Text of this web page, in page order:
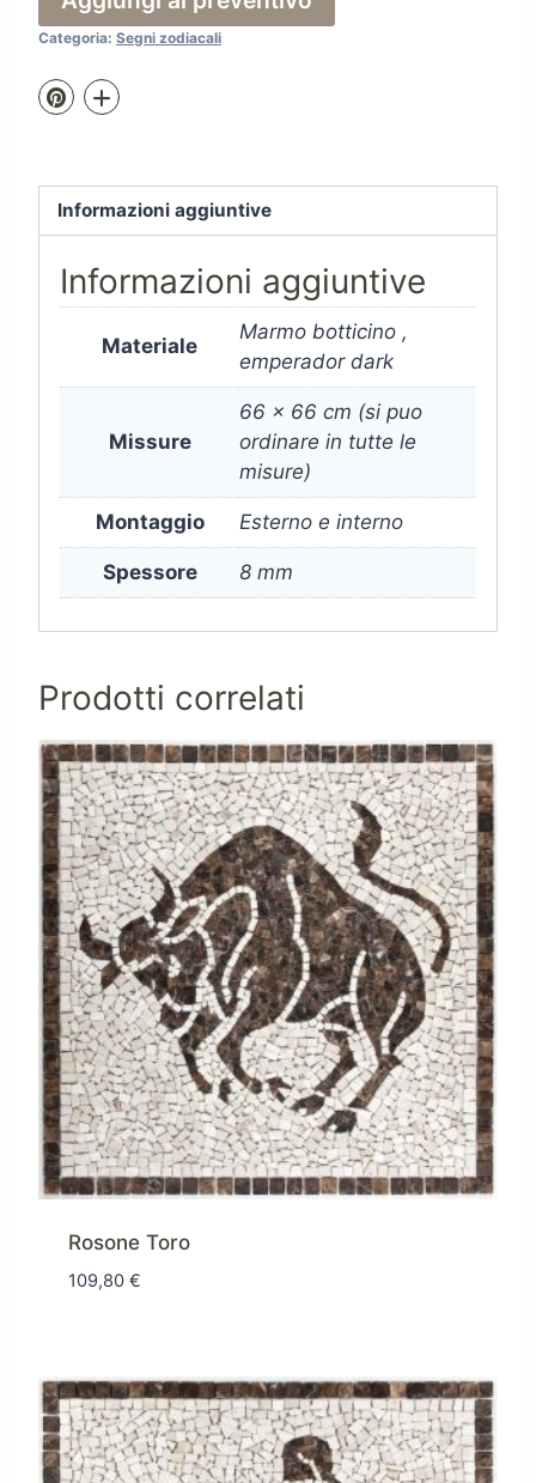
Categoria: Segni zodiacali
Informazioni aggiuntive
Informazioni aggiuntive
Materiale
Marmo botticino ,
emperador dark
Missure
66 x 66 cm (si puo
ordinare in tutte le
misure)
Montaggio Esterno e interno
Spessore 8 mm
Prodotti correlati
Rosone Toro
109,80 €